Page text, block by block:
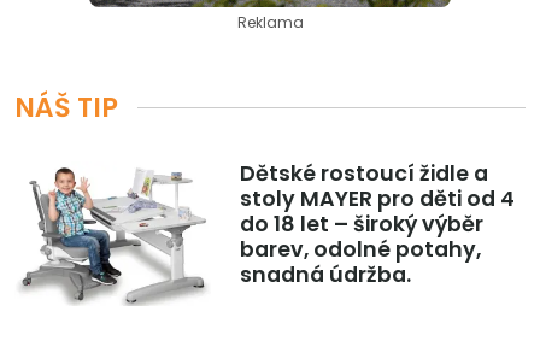
Reklama
NÁŠ TIP
Dětské rostoucí židle a
stoly MAYER pro děti od 4
do 18 let – široký výběr
barev, odolné potahy,
snadná údržba.